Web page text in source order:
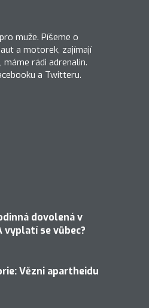
muže. Píšeme o
a motorek, zajímají
máme rádi adrenalin.
a Twitteru.
dovolená v
vyplatí se vůbec?
Vězni apartheidu